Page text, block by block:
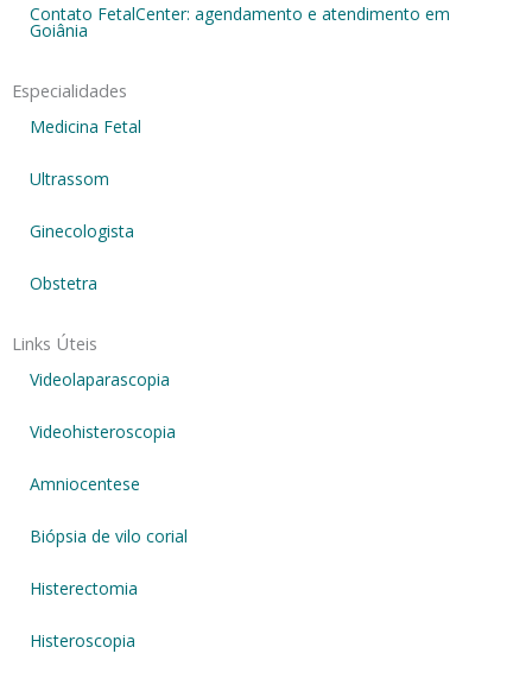
Contato FetalCenter: agendamento e atendimento em
Goiânia
Especialidades
Medicina Fetal
Ultrassom
Ginecologista
Obstetra
Links Úteis
Videolaparascopia
Videohisteroscopia
Amniocentese
Biópsia de vilo corial
Histerectomia
Histeroscopia